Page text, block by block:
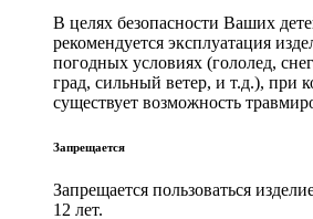
В целях безопасности Ваших
рекомендуется эксплуатация
погодных условиях (гололед,
град, сильный ветер, и т.д.), при
существует возможность
Запрещается
Запрещается пользоваться
12 лет.